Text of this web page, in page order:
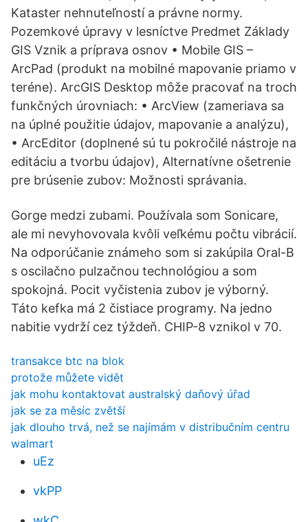
Kataster nehnuteľností a právne normy.
Pozemkové úpravy v lesníctve Predmet Základy
GIS Vznik a príprava osnov • Mobile GIS –
ArcPad (produkt na mobilné mapovanie priamo v
teréne). ArcGIS Desktop môže pracovať na troch
funkčných úrovniach: • ArcView (zameriava sa
na úplné použitie údajov, mapovanie a analýzu),
• ArcEditor (doplnené sú tu pokročilé nástroje na
editáciu a tvorbu údajov), Alternatívne ošetrenie
pre brúsenie zubov: Možnosti správania.
Gorge medzi zubami. Používala som Sonicare,
ale mi nevyhovovala kvôli veľkému počtu vibrácií.
Na odporúčanie známeho som si zakúpila Oral-B
s oscilačno pulzačnou technológiou a som
spokojná. Pocit vyčistenia zubov je výborný.
Táto kefka má 2 čistiace programy. Na jedno
nabitie vydrží cez týždeň. CHIP-8 vznikol v 70.
transakce btc na blok
protože můžete vidět
jak mohu kontaktovat australský daňový úřad
jak se za měsíc zvětší
jak dlouho trvá, než se najímám v distribučním centru
walmart
uEz
vkPP